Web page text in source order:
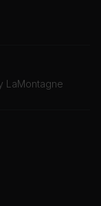
LaMontagne